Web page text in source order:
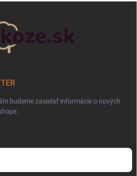
budeme zasielať informácie o nových